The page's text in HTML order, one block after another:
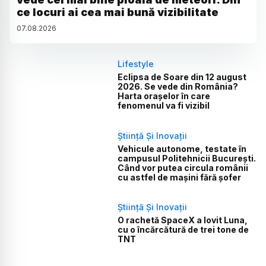
ce locuri ai cea mai bună vizibilitate
07.08.2026
Lifestyle
Eclipsa de Soare din 12 august
2026. Se vede din România?
Harta orașelor în care
fenomenul va fi vizibil
Știință Și Inovații
Vehicule autonome, testate în
campusul Politehnicii București.
Când vor putea circula românii
cu astfel de mașini fără șofer
Știință Și Inovații
O rachetă SpaceX a lovit Luna,
cu o încărcătură de trei tone de
TNT